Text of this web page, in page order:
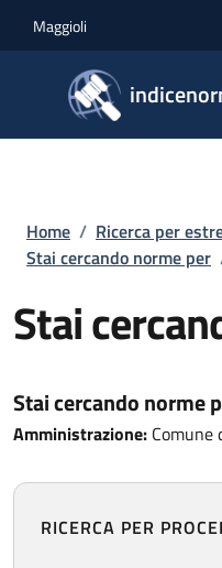
Maggioli
Briciole di
Home / Ricerca per
Stai cercando norme per
Stai
Stai cercando norme
Amministrazione: Comune
RICERCA PER